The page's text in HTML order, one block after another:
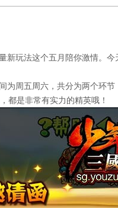
新玩法这个五月陪你激情。
周五周六，共分为两个环节
都是非常有实力的精英哦！